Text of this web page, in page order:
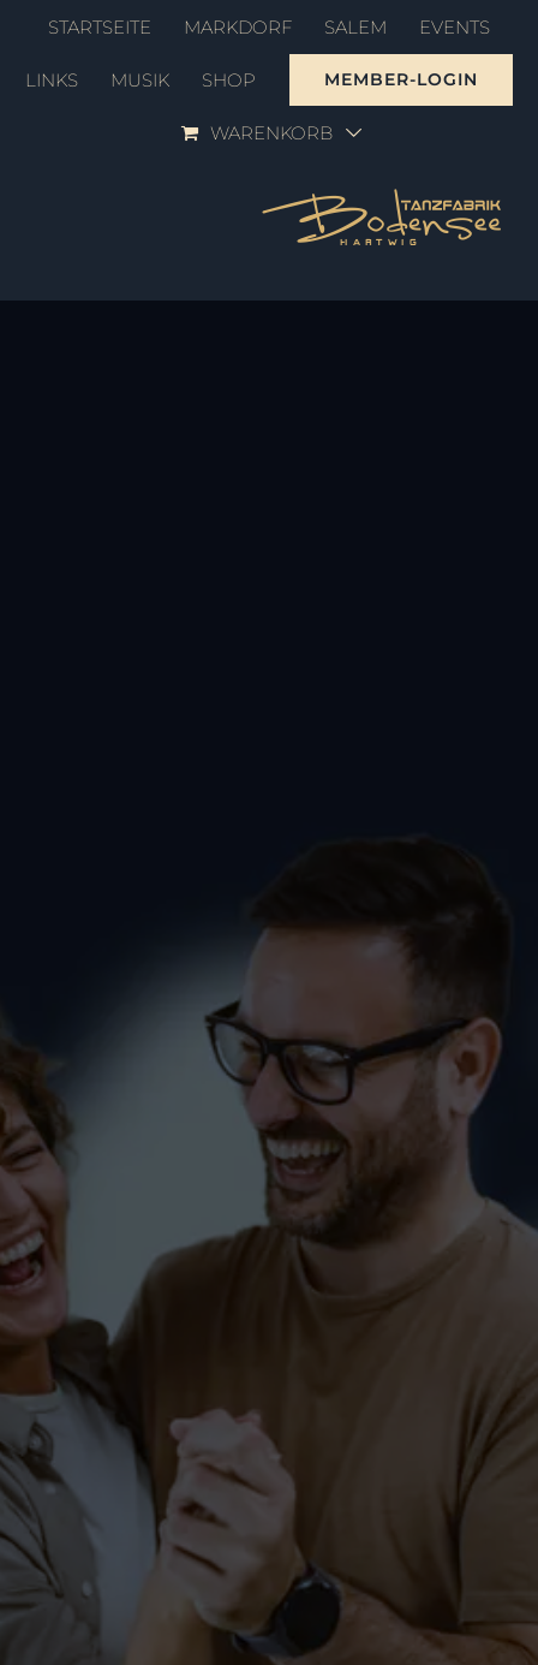
Zum
springen
STARTSEITE MARKDORF SALEM EVENTS
LINKS MUSIK SHOP MEMBER-LOGIN
WARENKORB
Hip Hop Markdorf (Video-
Clip-Dance)
KINDER SINGLES